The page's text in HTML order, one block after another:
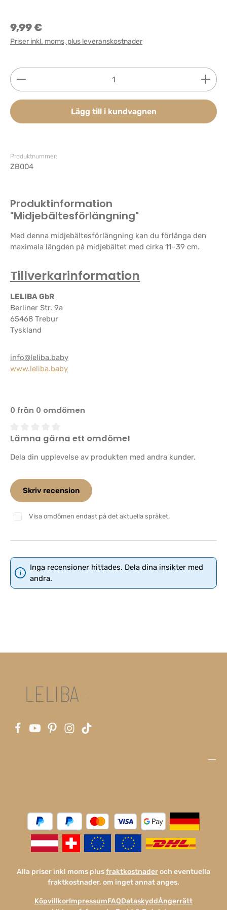
9,99 €
Priser inkl. moms, plus leveranskostnader
Produktkvantitet: Ange önskat belopp eller
Lägg till i kundvagnen
Produktnummer:
ZB004
Produktinformation
"Midjebältesförlängning"
Med denna midjebältesförlängning kan du förlänga den
maximala längden på midjebältet med cirka 11–39 cm.
Tillverkarinformation
LELIBA GbR
Berliner Str. 9a
65468 Trebur
Tyskland
info@leliba.baby
www.leliba.baby
0 från 0 omdömen
Genomsnittligt betyg på 0 av 5 stjärnor
Lämna gärna ett omdöme!
Dela din upplevelse av produkten med andra kunder.
Skriv recension
Visa omdömen endast på det aktuella språket.
Inga recensioner hittades. Dela dina insikter med
andra.
Alla priser inkl moms plusfraktkostnaderoch eventuella
fraktkostnader, om inget annat anges.
KöpvillkorImpressumFAQDataskyddÅngerrätt